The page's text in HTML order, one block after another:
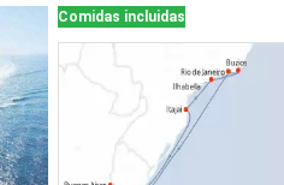
Comidas incluidas